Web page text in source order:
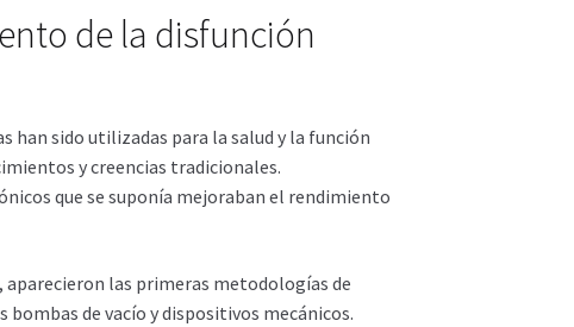
de la disfunción
han sido utilizadas para la salud y la función
y creencias tradicionales.
que se suponía mejoraban el rendimiento
aparecieron las primeras metodologías de
de vacío y dispositivos mecánicos.